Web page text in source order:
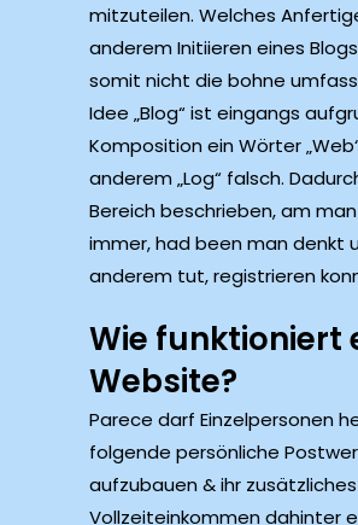
mitzuteilen. Welches
anderem Initiieren eines
somit nicht die bohne
Idee „Blog“ ist eingangs
Komposition ein Wörter
anderem „Log“ falsch.
Bereich beschrieben, am
immer, had been man denkt
anderem tut, registrieren
Wie funktioniert
Website?
Parece darf Einzelpersonen
folgende persönliche
aufzubauen & ihr
Vollzeiteinkommen dahinter